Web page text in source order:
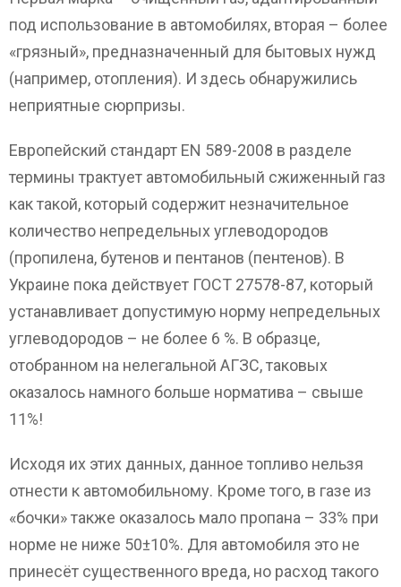
под использование в автомобилях, вторая – более
«грязный», предназначенный для бытовых нужд
(например, отопления). И здесь обнаружились
неприятные сюрпризы.
Европейский стандарт EN 589-2008 в разделе
термины трактует автомобильный сжиженный газ
как такой, который содержит незначительное
количество непредельных углеводородов
(пропилена, бутенов и пентанов (пентенов). В
Украине пока действует ГОСТ 27578-87, который
устанавливает допустимую норму непредельных
углеводородов – не более 6 %. В образце,
отобранном на нелегальной АГЗС, таковых
оказалось намного больше норматива – свыше
11%!
Исходя их этих данных, данное топливо нельзя
отнести к автомобильному. Кроме того, в газе из
«бочки» также оказалось мало пропана – 33% при
норме не ниже 50±10%. Для автомобиля это не
принесёт существенного вреда, но расход такого